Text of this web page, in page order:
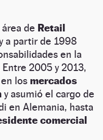
de Retail
a partir de 1998
en la
2005 y 2013,
los mercados
y asumió el cargo de
en Alemania, hasta
comercial